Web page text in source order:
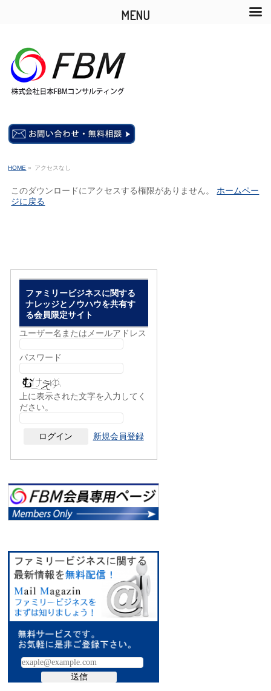
HOME » アクセスなし
このダウンロードにアクセスする権限がありません。ホームペー
ジに戻る
ファミリービジネスに関する
ナレッジとノウハウを共有す
る会員限定サイト
ユーザー名またはメールアドレス
パスワード
上に表示された文字を入力してく
ださい。
新規会員登録
MENU